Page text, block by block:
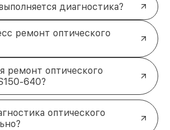
диагностика?
ремонт оптического
ремонт оптического
640?
оптического